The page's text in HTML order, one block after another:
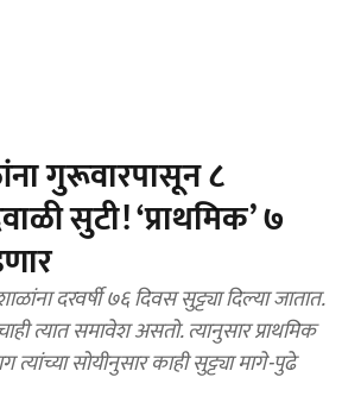
गुरूवारपासून ८
सुटी! ‘प्राथमिक’ ७
दरवर्षी ७६ दिवस सुट्ट्या दिल्या जातात.
त्यात समावेश असतो. त्यानुसार प्राथमिक
त्यांच्या सोयीनुसार काही सुट्ट्या मागे-पुढे